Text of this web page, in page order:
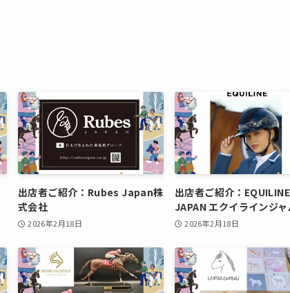
出店者ご紹介：Rubes Japan株
式会社
2026年2月18日
出店者ご紹介：EQUILINE
JAPAN エクイラインジ
2026年2月18日